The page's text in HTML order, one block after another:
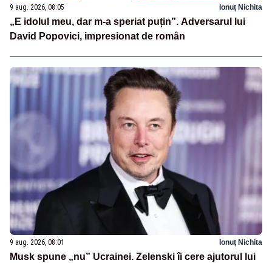
9 aug. 2026, 08:05 Ionuț Nichita
„E idolul meu, dar m-a speriat puțin”. Adversarul lui
David Popovici, impresionat de român
9 aug. 2026, 08:01 Ionuț Nichita
Musk spune „nu” Ucrainei. Zelenski îi cere ajutorul lui